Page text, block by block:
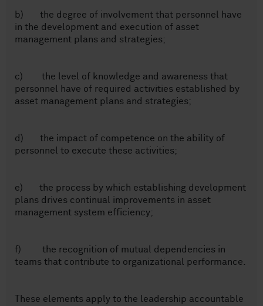
b) the degree of involvement that personnel have
in the development and execution of asset
management plans and strategies;
c) the level of knowledge and awareness that
personnel have of required activities established by
asset management plans and strategies;
d) the impact of competence on the ability of
personnel to execute these activities;
e) the process by which establishing development
plans drives continual improvements in asset
management system efficiency;
f) the recognition of mutual dependencies in
teams that contribute to organizational performance.
These elements apply to the leadership accountable